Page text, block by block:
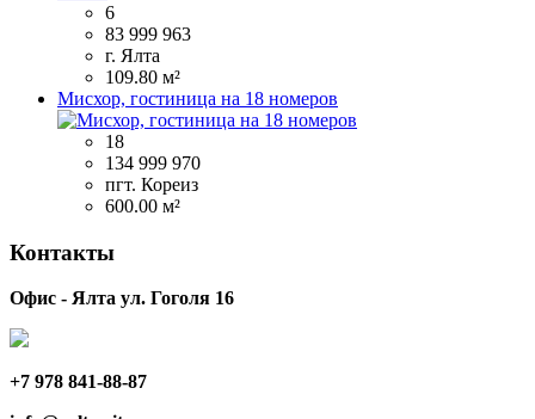
6
83 999 963
г. Ялта
109.80 м²
Мисхор, гостиница на 18 номеров
18
134 999 970
пгт. Кореиз
600.00 м²
Контакты
Офис - Ялта ул. Гоголя 16
+7 978 841-88-87